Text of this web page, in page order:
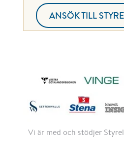
ANSÖK TILL
Vi är med och stödjer